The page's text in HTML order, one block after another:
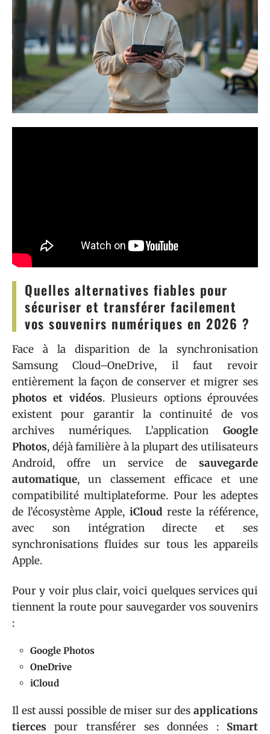
Quelles alternatives fiables pour
sécuriser et transférer facilement
vos souvenirs numériques en 2026 ?
Face à la disparition de la synchronisation
Samsung Cloud–OneDrive, il faut revoir
entièrement la façon de conserver et migrer ses
photos et vidéos. Plusieurs options éprouvées
existent pour garantir la continuité de vos
archives numériques. L’application Google
Photos, déjà familière à la plupart des utilisateurs
Android, offre un service de sauvegarde
automatique, un classement efficace et une
compatibilité multiplateforme. Pour les adeptes
de l’écosystème Apple, iCloud reste la référence,
avec son intégration directe et ses
synchronisations fluides sur tous les appareils
Apple.
Pour y voir plus clair, voici quelques services qui
tiennent la route pour sauvegarder vos souvenirs
:
Google Photos
OneDrive
iCloud
Il est aussi possible de miser sur des applications
tierces pour transférer ses données : Smart